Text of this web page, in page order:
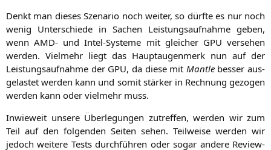
Denkt man die­ses Sze­na­rio noch wei­ter, so dürf­te es nur noch
wenig Unter­schie­de in Sachen Leis­tungs­auf­nah­me geben,
wennAMD- und Intel-Sys­te­me mit glei­cher GPU ver­se­hen
wer­den. Viel­mehr liegt das Haupt­au­gen­merk nun auf der
Leis­tungs­auf­nah­me der GPU, da die­se mit Man­t­lebes­ser aus­
ge­las­tet wer­den kann und somit stär­ker in Rech­nung gezo­gen
wer­den kann oder viel­mehr muss.
Inwie­weit unse­re Über­le­gun­gen zutref­fen, wer­den wir zum
Teil auf den fol­gen­den Sei­ten sehen. Teil­wei­se wer­den wir
jedoch wei­te­re Tests durch­füh­ren oder sogar ande­re Review-